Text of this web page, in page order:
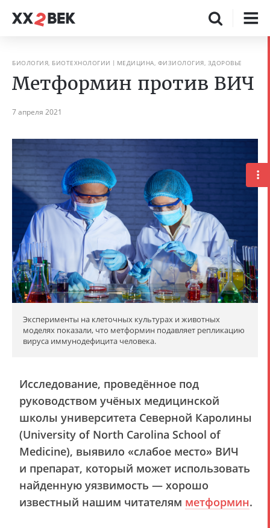
БИОЛОГИЯ, БИОТЕХНОЛОГИИ МЕДИЦИНА, ФИЗИОЛОГИЯ, ЗДОРОВЬЕ
Метформин против ВИЧ
7 апреля 2021
Эксперименты на клеточных культурах и животных
моделях показали, что метформин подавляет репликацию
вируса иммунодефицита человека.
Исследование, проведённое под
руководством учёных медицинской
школы университета Северной Каролины
(University of North Carolina School of
Medicine), выявило «слабое место» ВИЧ
и препарат, который может использовать
найденную уязвимость — хорошо
известный нашим читателям метформин.